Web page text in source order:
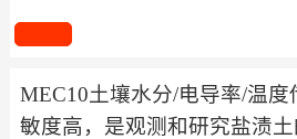
MEC10土壤水分/电导率/温度
敏度高，是观测和研究盐渍